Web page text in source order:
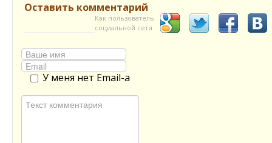
Оставить комментарий
Как пользователь
социальной сети
У меня нет Email-а